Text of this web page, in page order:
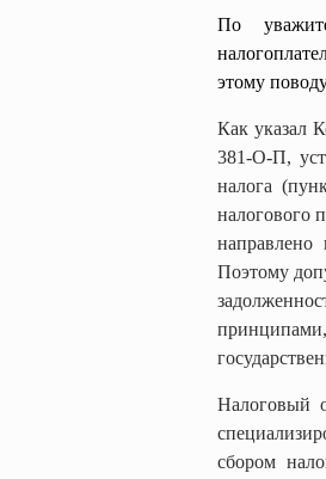
По
этому
Как указал
381-О-П,
налога
налогового
направлено
Поэтому
Налоговый
сбором